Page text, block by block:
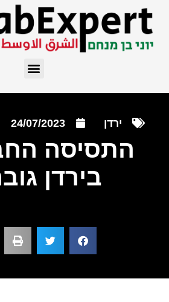
ירדן 24/07/2023
התסיסה
בירדן